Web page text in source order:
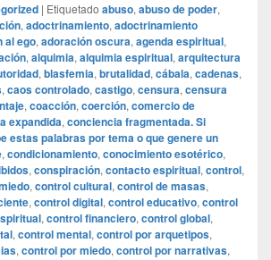
| Etiquetado abuso, abuso de poder,
, adoctrinamiento, adoctrinamiento
al ego, adoración oscura, agenda espiritual,
, alquimia, alquimia espiritual, arquitectura
, blasfemia, brutalidad, cábala, cadenas,
, caos controlado, castigo, censura, censura
, coacción, coerción, comercio de
expandida, conciencia fragmentada. Si
estas palabras por tema o que genere un
, condicionamiento, conocimiento esotérico,
, conspiración, contacto espiritual, control,
, control cultural, control de masas,
, control digital, control educativo, control
, control financiero, control global,
, control mental, control por arquetipos,
, control por miedo, control por narrativas,